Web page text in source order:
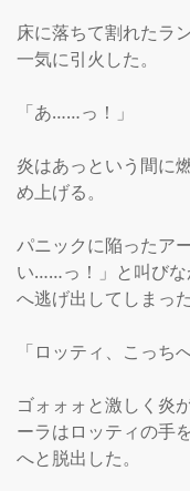
床に落ちて割れたラ
一気に引火した。
「あ……っ！」
炎はあっという間に
め上げる。
パニックに陥ったア
い……っ！」と叫びな
へ逃げ出してしまった
「ロッティ、こっち
ゴォォォと激しく炎
ーラはロッティの手
へと脱出した。